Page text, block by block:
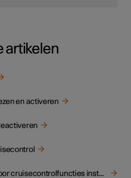
artikelen
en activeren
Opgeslagen snelheid voor cruisecontrolfuncties instellen